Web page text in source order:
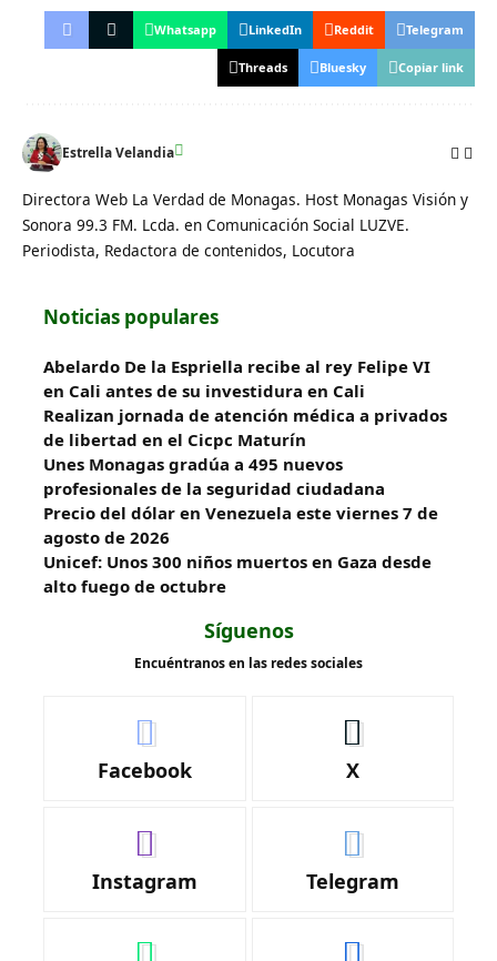
Whatsapp LinkedIn Reddit Telegram
Threads Bluesky Copiar link
Estrella Velandia
Directora Web La Verdad de Monagas. Host Monagas Visión y
Sonora 99.3 FM. Lcda. en Comunicación Social LUZVE.
Periodista, Redactora de contenidos, Locutora
Noticias populares
Abelardo De la Espriella recibe al rey Felipe VI
en Cali antes de su investidura en Cali
Realizan jornada de atención médica a privados
de libertad en el Cicpc Maturín
Unes Monagas gradúa a 495 nuevos
profesionales de la seguridad ciudadana
Precio del dólar en Venezuela este viernes 7 de
agosto de 2026
Unicef: Unos 300 niños muertos en Gaza desde
alto fuego de octubre
Síguenos
Encuéntranos en las redes sociales
Facebook X
Instagram Telegram